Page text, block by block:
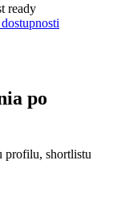
ready
po
profilu, shortlistu